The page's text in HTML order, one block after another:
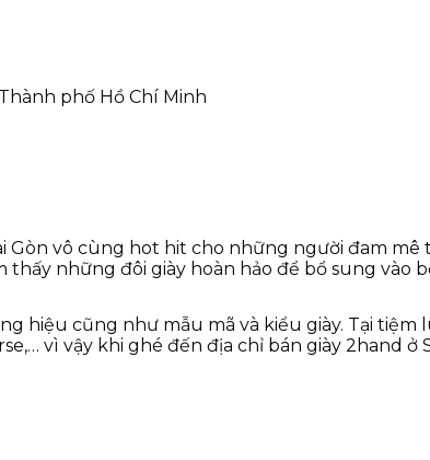
phố Hồ Chí Minh
Gòn vô cùng hot hit cho những người đam
những đôi giày hoàn hảo để bổ sung vào
hiệu cũng như mẫu mã và kiểu giày. Tại
vì vậy khi ghé đến địa chỉ bán giày 2hand